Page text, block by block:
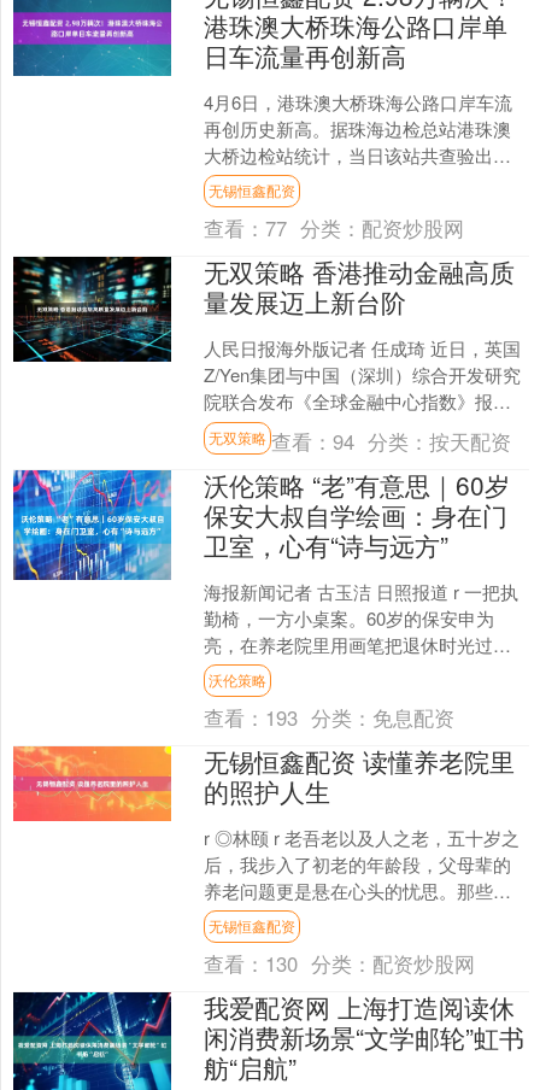
港珠澳大桥珠海公路口岸单
日车流量再创新高
4月6日，港珠澳大桥珠海公路口岸车流
再创历史新高。据珠海边检总站港珠澳
大桥边检站统计，当日该站共查验出入
境车辆2.98万辆次，其中小客车2.84万辆
次，港澳单牌....
无锡恒鑫配资
查看：77 分类： 配资炒股网
无双策略 香港推动金融高质
量发展迈上新台阶
人民日报海外版记者 任成琦 近日，英国
Z/Yen集团与中国（深圳）综合开发研究
院联合发布《全球金融中心指数》报
告，香港以765分继续位居全球第三、亚
太区首位。亮....
无双策略 查看：94 分类：按天配资
沃伦策略 “老”有意思｜60岁
保安大叔自学绘画：身在门
卫室，心有“诗与远方”
海报新闻记者 古玉洁 日照报道 r 一把执
勤椅，一方小桌案。60岁的保安申为
亮，在养老院里用画笔把退休时光过得
热气腾腾。 r r 他把画作送给老人，又在
白墙上描....
沃伦策略
查看： 193 分类： 免息配资
无锡恒鑫配资 读懂养老院里
的照护人生
r ◎林颐 r 老吾老以及人之老，五十岁之
后，我步入了初老的年龄段，父母辈的
养老问题更是悬在心头的忧思。那些关
于衰老与生命终点的描述，时常牵动我
的注意力，我试图....
无锡恒鑫配资
查看： 130 分类： 配资炒股网
我爱配资网 上海打造阅读休
闲消费新场景“文学邮轮”虹书
舫“启航”